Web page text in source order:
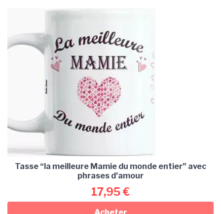
Tasse “la meilleure Mamie du monde entier” avec
phrases d’amour
17,95€